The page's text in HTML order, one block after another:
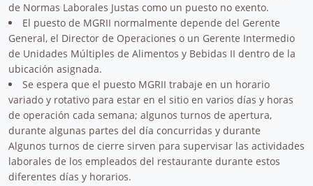
de Normas Laborales Justas como un puesto no exento.
El puesto de MGRII normalmente depende del Gerente
General, el Director de Operaciones o un Gerente Intermedio
de Unidades Múltiples de Alimentos y Bebidas II dentro de la
ubicación asignada.
Se espera que el puesto MGRII trabaje en un horario
variado y rotativo para estar en el sitio en varios días y horas
de operación cada semana; algunos turnos de apertura,
durante algunas partes del día concurridas y durante
Algunos turnos de cierre sirven para supervisar las actividades
laborales de los empleados del restaurante durante estos
diferentes días y horarios.